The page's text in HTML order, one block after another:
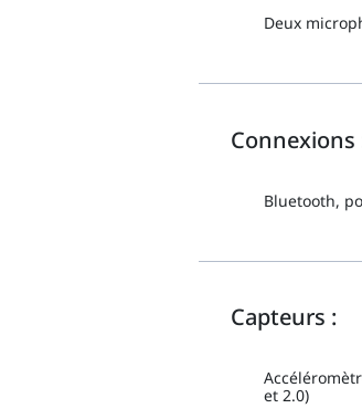
Deux
Connexions
Bluetooth,
Capteurs :
et 2.0)